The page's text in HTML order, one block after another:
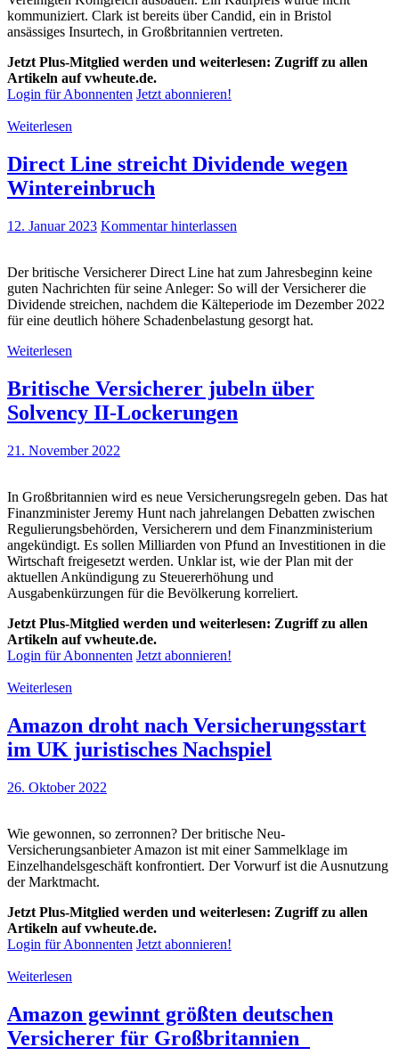
kommuniziert. Clark ist bereits über Candid, ein in Bristol
ansässiges Insurtech, in Großbritannien vertreten.
Jetzt Plus-Mitglied werden und weiterlesen: Zugriff zu allen
Artikeln auf vwheute.de.
Login für Abonnenten Jetzt abonnieren!
Weiterlesen
Direct Line streicht Dividende wegen
Wintereinbruch
12. Januar 2023 Kommentar hinterlassen
Der britische Versicherer Direct Line hat zum Jahresbeginn keine
guten Nachrichten für seine Anleger: So will der Versicherer die
Dividende streichen, nachdem die Kälteperiode im Dezember 2022
für eine deutlich höhere Schadenbelastung gesorgt hat.
Weiterlesen
Britische Versicherer jubeln über
Solvency II-Lockerungen
21. November 2022
In Großbritannien wird es neue Versicherungsregeln geben. Das hat
Finanzminister Jeremy Hunt nach jahrelangen Debatten zwischen
Regulierungsbehörden, Versicherern und dem Finanzministerium
angekündigt. Es sollen Milliarden von Pfund an Investitionen in die
Wirtschaft freigesetzt werden. Unklar ist, wie der Plan mit der
aktuellen Ankündigung zu Steuererhöhung und
Ausgabenkürzungen für die Bevölkerung korreliert.
Jetzt Plus-Mitglied werden und weiterlesen: Zugriff zu allen
Artikeln auf vwheute.de.
Login für Abonnenten Jetzt abonnieren!
Weiterlesen
Amazon droht nach Versicherungsstart
im UK juristisches Nachspiel
26. Oktober 2022
Wie gewonnen, so zerronnen? Der britische Neu-
Versicherungsanbieter Amazon ist mit einer Sammelklage im
Einzelhandelsgeschäft konfrontiert. Der Vorwurf ist die Ausnutzung
der Marktmacht.
Jetzt Plus-Mitglied werden und weiterlesen: Zugriff zu allen
Artikeln auf vwheute.de.
Login für Abonnenten Jetzt abonnieren!
Weiterlesen
Amazon gewinnt größten deutschen
Versicherer für Großbritannien